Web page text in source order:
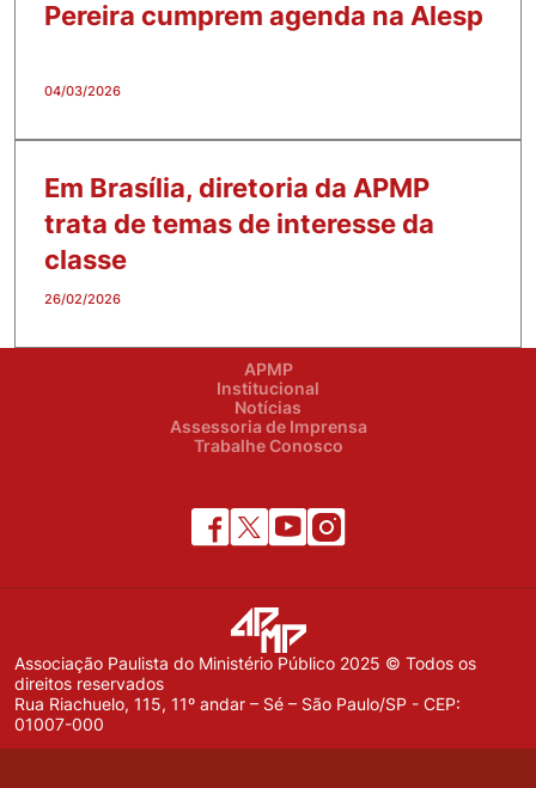
Pereira cumprem agenda na Alesp
04/03/2026
Em Brasília, diretoria da APMP
trata de temas de interesse da
classe
26/02/2026
APMP
Institucional
Notícias
Assessoria de Imprensa
Trabalhe Conosco
Associação Paulista do Ministério Público 2025 © Todos os
direitos reservados
Rua Riachuelo, 115, 11º andar – Sé – São Paulo/SP - CEP:
01007-000